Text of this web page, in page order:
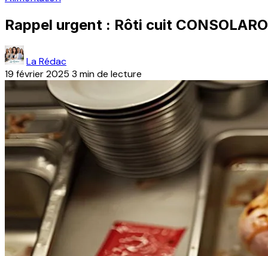
Rappel urgent : Rôti cuit
La Rédac
19 février 2025 3 min de lecture